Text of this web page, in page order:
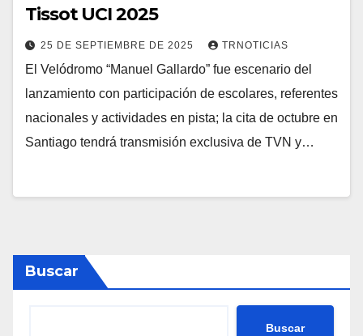
Tissot UCI 2025
25 DE SEPTIEMBRE DE 2025 TRNOTICIAS
El Velódromo “Manuel Gallardo” fue escenario del
lanzamiento con participación de escolares, referentes
nacionales y actividades en pista; la cita de octubre en
Santiago tendrá transmisión exclusiva de TVN y…
Buscar
Buscar